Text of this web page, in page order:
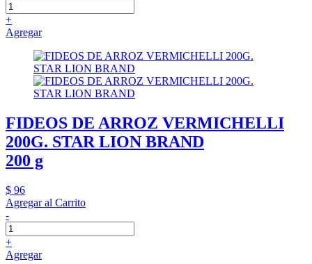
+
Agregar
FIDEOS DE ARROZ VERMICHELLI
200G. STAR LION BRAND
200 g
$ 96
Agregar al Carrito
-
+
Agregar